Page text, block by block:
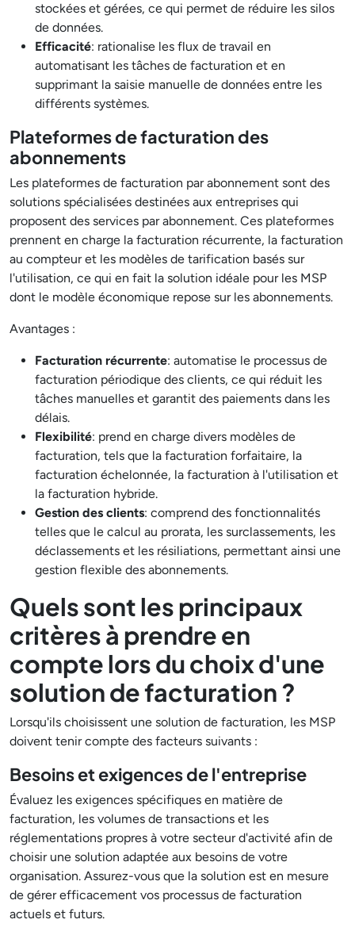
stockées et gérées, ce qui permet de réduire les silos
de données.
Efficacité: rationalise les flux de travail en
automatisant les tâches de facturation et en
supprimant la saisie manuelle de données entre les
différents systèmes.
Plateformes de facturation des
abonnements
Les plateformes de facturation par abonnement sont des
solutions spécialisées destinées aux entreprises qui
proposent des services par abonnement. Ces plateformes
prennent en charge la facturation récurrente, la facturation
au compteur et les modèles de tarification basés sur
l'utilisation, ce qui en fait la solution idéale pour les MSP
dont le modèle économique repose sur les abonnements.
Avantages :
Facturation récurrente: automatise le processus de
facturation périodique des clients, ce qui réduit les
tâches manuelles et garantit des paiements dans les
délais.
Flexibilité: prend en charge divers modèles de
facturation, tels que la facturation forfaitaire, la
facturation échelonnée, la facturation à l'utilisation et
la facturation hybride.
Gestion des clients: comprend des fonctionnalités
telles que le calcul au prorata, les surclassements, les
déclassements et les résiliations, permettant ainsi une
gestion flexible des abonnements.
Quels sont les principaux
critères à prendre en
compte lors du choix d'une
solution de facturation ?
Lorsqu'ils choisissent une solution de facturation, les MSP
doivent tenir compte des facteurs suivants :
Besoins et exigences de l'entreprise
Évaluez les exigences spécifiques en matière de
facturation, les volumes de transactions et les
réglementations propres à votre secteur d'activité afin de
choisir une solution adaptée aux besoins de votre
organisation. Assurez-vous que la solution est en mesure
de gérer efficacement vos processus de facturation
actuels et futurs.